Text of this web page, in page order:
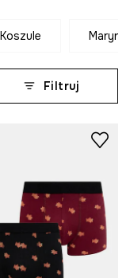
koszule
Filtruj